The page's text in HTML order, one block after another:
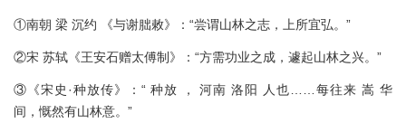
①南朝 梁 沉约 《与谢朏敕》：“尝谓山林之志，上所宜弘。”
②宋 苏轼《王安石赠太傅制》：“方需功业之成，遽起山林之兴。”
③《宋史·种放传》：“ 种放 ， 河南 洛阳 人也……每往来 嵩 华
间，慨然有山林意。”